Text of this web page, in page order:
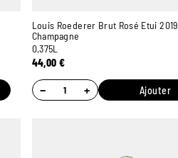
Louis Roederer Brut Rosé Etui 2019
Champagne
0,375L
44,00 €
− + Ajouter